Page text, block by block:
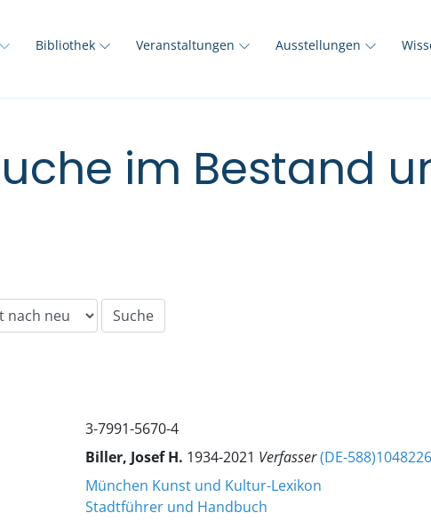
Bibliothek Veranstaltungen Ausstellungen
im Bestand
3-7991-5670-4
Biller, Josef H. 1934-2021 Verfasser(DE-
München Kunst und Kultur-Lexikon
Stadtführer und Handbuch